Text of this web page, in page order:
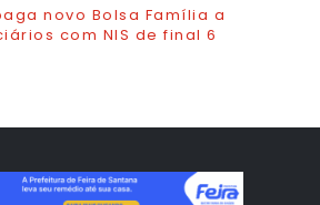
novo Bolsa Família a
com NIS de final 6